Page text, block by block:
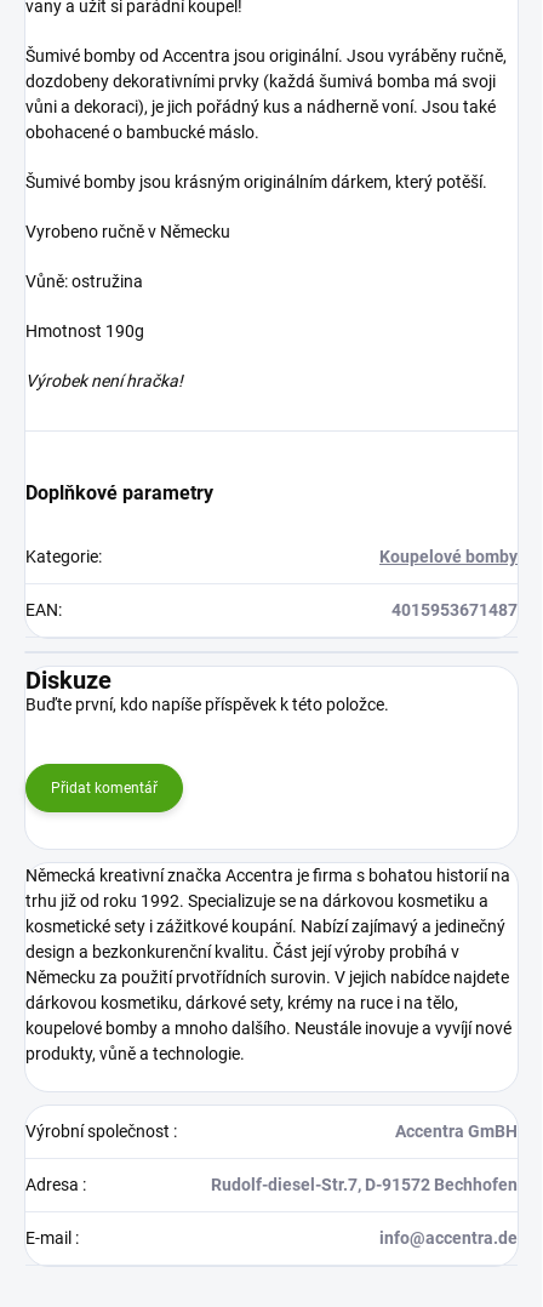
vany a užít si parádní koupel!
Šumivé bomby od Accentra jsou originální. Jsou vyráběny ručně,
dozdobeny dekorativními prvky (každá šumivá bomba má svoji
vůni a dekoraci), je jich pořádný kus a nádherně voní. Jsou také
obohacené o bambucké máslo.
Šumivé bomby jsou krásným originálním dárkem, který potěší.
Vyrobeno ručně v Německu
Vůně: ostružina
Hmotnost 190g
Výrobek není hračka!
Doplňkové parametry
Kategorie: Koupelové bomby
EAN: 4015953671487
Diskuze
Buďte první, kdo napíše příspěvek k této položce.
Přidat komentář
Německá kreativní značka Accentra je firma s bohatou historií na
trhu již od roku 1992. Specializuje se na dárkovou kosmetiku a
kosmetické sety i zážitkové koupání. Nabízí zajímavý a jedinečný
design a bezkonkurenční kvalitu. Část její výroby probíhá v
Německu za použití prvotřídních surovin. V jejich nabídce najdete
dárkovou kosmetiku, dárkové sety, krémy na ruce i na tělo,
koupelové bomby a mnoho dalšího. Neustále inovuje a vyvíjí nové
produkty, vůně a technologie.
Výrobní společnost : Accentra GmBH
Adresa : Rudolf-diesel-Str.7, D-91572 Bechhofen
E-mail : info@accentra.de